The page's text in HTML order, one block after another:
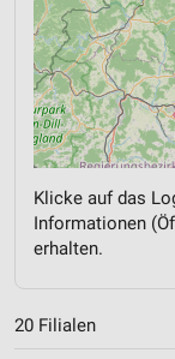
Klicke auf das
Informationen
erhalten.
20 Filialen